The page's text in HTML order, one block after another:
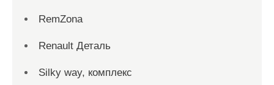
RemZona
Renault Деталь
Silky way, комплекс